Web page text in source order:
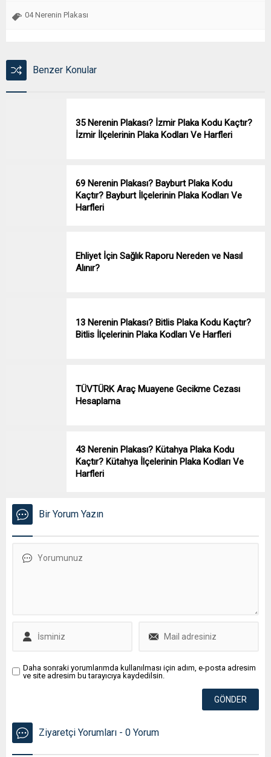
04 Nerenin Plakası
Benzer Konular
35 Nerenin Plakası? İzmir Plaka Kodu Kaçtır?
İzmir İlçelerinin Plaka Kodları Ve Harfleri
69 Nerenin Plakası? Bayburt Plaka Kodu
Kaçtır? Bayburt İlçelerinin Plaka Kodları Ve
Harfleri
Ehliyet İçin Sağlık Raporu Nereden ve Nasıl
Alınır?
13 Nerenin Plakası? Bitlis Plaka Kodu Kaçtır?
Bitlis İlçelerinin Plaka Kodları Ve Harfleri
TÜVTÜRK Araç Muayene Gecikme Cezası
Hesaplama
43 Nerenin Plakası? Kütahya Plaka Kodu
Kaçtır? Kütahya İlçelerinin Plaka Kodları Ve
Harfleri
Bir Yorum Yazın
Daha sonraki yorumlarımda kullanılması için adım, e-posta adresim
ve site adresim bu tarayıcıya kaydedilsin.
Ziyaretçi Yorumları - 0 Yorum